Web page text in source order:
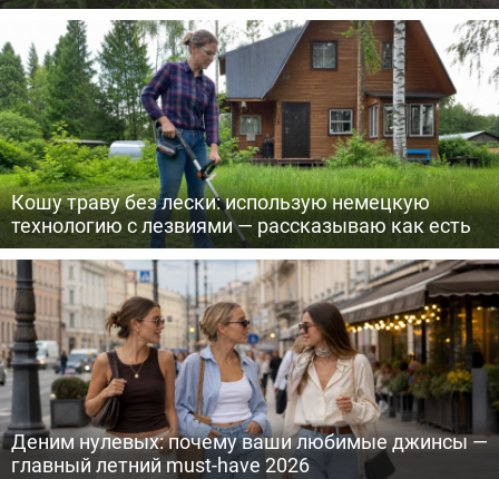
Кошу траву без лески: использую немецкую
технологию с лезвиями — рассказываю как есть
Деним нулевых: почему ваши любимые джинсы —
главный летний must-have 2026